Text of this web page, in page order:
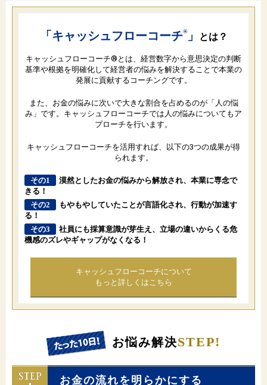
「キャッシュフローコーチ®」 とは？
キャッシュフローコーチ®とは、経営数字から意思決定の判断
基準や根拠を明確化して経営者の悩みを解決することで本業の
発展に貢献するコーチングです。
また、お金の悩みに次いで大きな割合を占めるのが「人の悩
み」です。キャッシュフローコーチでは人の悩みについてもア
プローチを行います。
キャッシュフローコーチを活用すれば、以下の3つの成果が得
られます。
その1
漠然としたお金の悩みから解放され、本業に専念で
きる！
その2
もやもやしていたことが言語化され、行動が加速す
る！
その3
社員にも採算意識が芽生え、立場の違いからくる危
機感のズレやギャップがなくなる！
キャッシュフローコーチについて
もっと詳しくはこちら
お悩み解決STEP!
お金の流れを明らかにする